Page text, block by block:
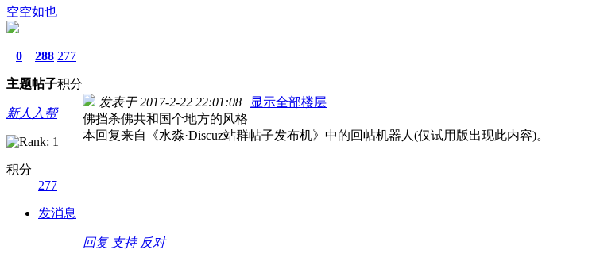
空空如也
0
主题
288
帖子
277
积分
新人入帮
积分
277
发消息
发表于 2017-2-22 22:01:08 | 显示全部楼层
佛挡杀佛共和国个地方的风格
本回复来自《水淼·Discuz站群帖子发布机》中的回帖机器人(仅试用版出现此内容)。
回复 支持 反对